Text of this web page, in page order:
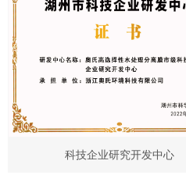
科技企业研究开发中心